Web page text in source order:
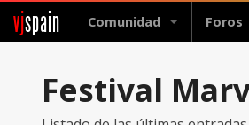
vjspain Comunidad Foros
Festival